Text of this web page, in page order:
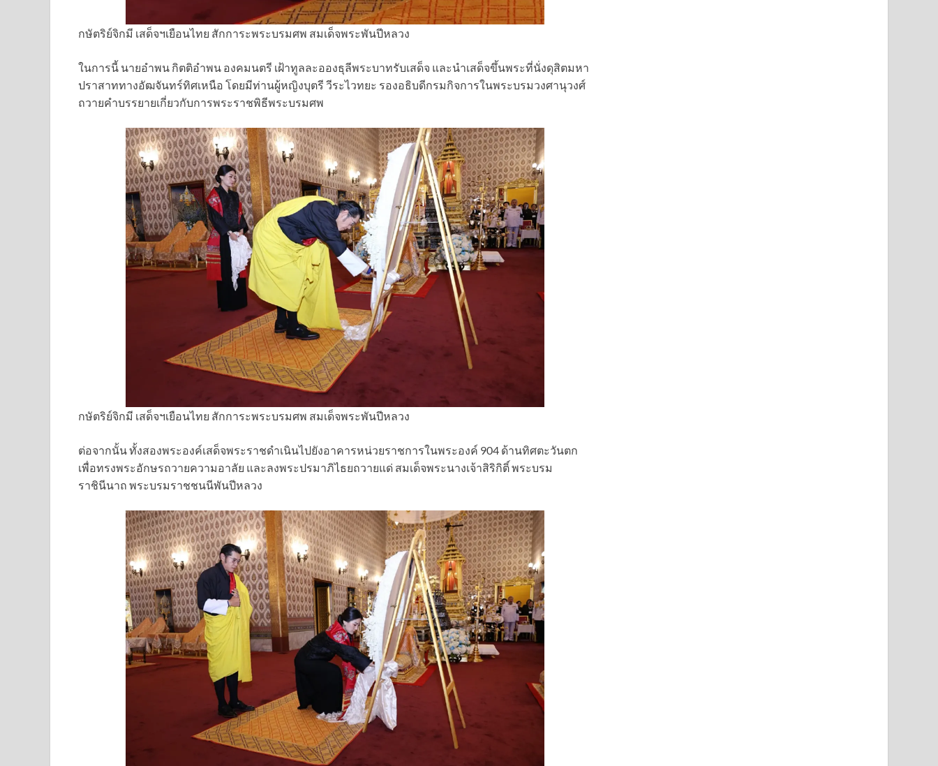
กษัตริย์จิกมี เสด็จฯเยือนไทย สักการะพระบรมศพ สมเด็จพระพันปีหลวง
ในการนี้ นายอำพน กิตติอำพน องคมนตรี เฝ้าทูลละอองธุลีพระบาทรับเสด็จ และนำเสด็จขึ้นพระที่นั่งดุสิตมหา
ปราสาททางอัฒจันทร์ทิศเหนือ โดยมีท่านผู้หญิงบุตรี วีระไวทยะ รองอธิบดีกรมกิจการในพระบรมวงศานุวงศ์
ถวายคำบรรยายเกี่ยวกับการพระราชพิธีพระบรมศพ
กษัตริย์จิกมี เสด็จฯเยือนไทย สักการะพระบรมศพ สมเด็จพระพันปีหลวง
ต่อจากนั้น ทั้งสองพระองค์เสด็จพระราชดำเนินไปยังอาคารหน่วยราชการในพระองค์ 904 ด้านทิศตะวันตก
เพื่อทรงพระอักษรถวายความอาลัย และลงพระปรมาภิไธยถวายแด่ สมเด็จพระนางเจ้าสิริกิติ์ พระบรม
ราชินีนาถ พระบรมราชชนนีพันปีหลวง